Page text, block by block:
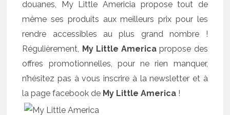
douanes, My Little Americia propose tout de
même ses produits aux meilleurs prix pour les
rendre accessibles au plus grand nombre !
Régulièrement, My Little America propose des
offres promotionnelles, pour ne rien manquer,
n’hésitez pas à vous inscrire à la newsletter et à
la page facebook de My Little America !